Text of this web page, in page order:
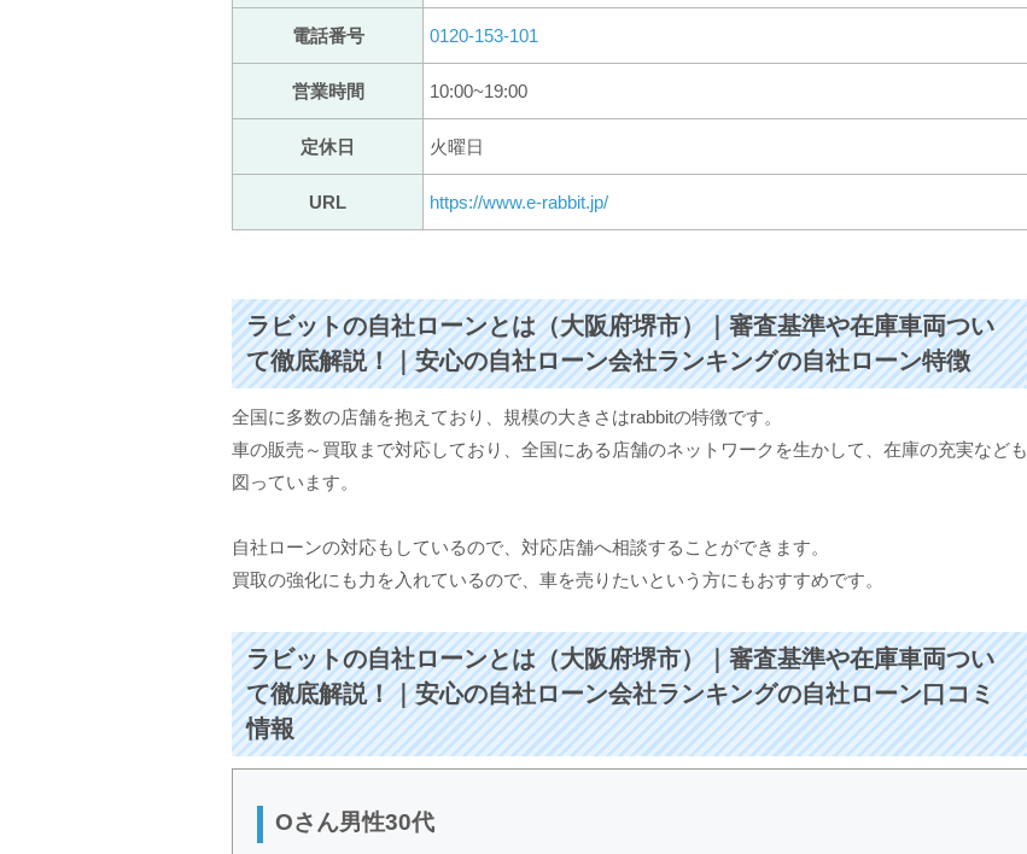
電話番号 0120-153-101
営業時間 10:00~19:00
定休日 火曜日
URL https://www.e-rabbit.jp/
ラビットの自社ローンとは（大阪府堺市）｜審査基準や在庫車両つい
て徹底解説！｜安心の自社ローン会社ランキングの自社ローン特徴
全国に多数の店舗を抱えており、規模の大きさはrabbitの特徴です。
車の販売～買取まで対応しており、全国にある店舗のネットワークを生かして、在庫の充実なども
図っています。
自社ローンの対応もしているので、対応店舗へ相談することができます。
買取の強化にも力を入れているので、車を売りたいという方にもおすすめです。
ラビットの自社ローンとは（大阪府堺市）｜審査基準や在庫車両つい
て徹底解説！｜安心の自社ローン会社ランキングの自社ローン口コミ
情報
Oさん男性30代